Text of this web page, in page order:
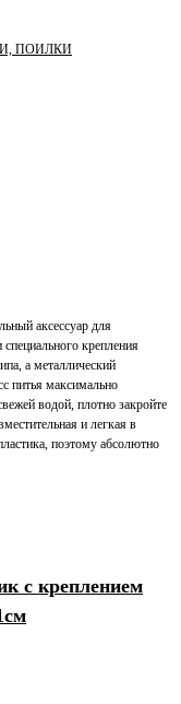
ПОИЛКИ
аксессуар для
крепления
а металлический
питья максимально
водой, плотно закройте
и легкая в
поэтому абсолютно
с креплением